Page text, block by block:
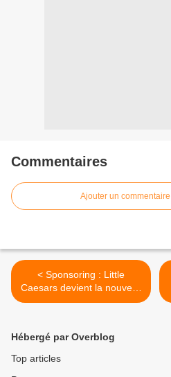
Commentaires
Ajouter un commentaire
< Sponsoring : Little
Caesars devient la nouvelle
pizza officielle de la NFL
Hébergé par Overblog
Top articles